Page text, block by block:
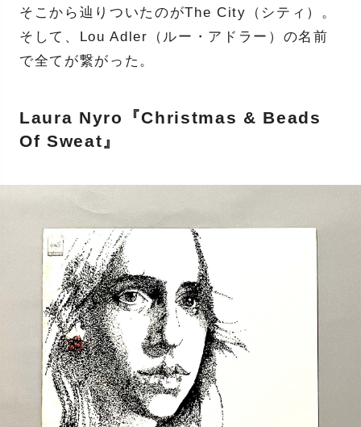
そこから辿りついたのがThe City（シティ）。
そして、Lou Adler（ルー・アドラー）の名前
で全てが繋がった。
Laura Nyro『Christmas & Beads
Of Sweat』